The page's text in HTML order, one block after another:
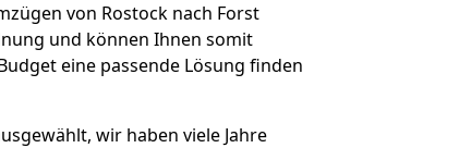
von Rostock nach Forst
und können Ihnen somit
eine passende Lösung finden
wir haben viele Jahre